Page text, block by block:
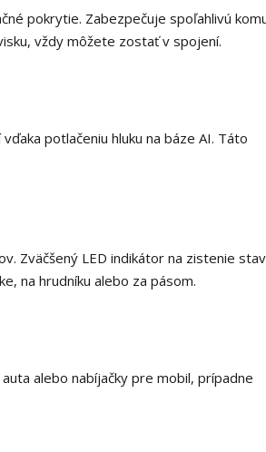
pokrytie. Zabezpečuje spoľahlivú
vždy môžete zostať v spojení.
potlačeniu hluku na báze AI. Táto
Zväčšený LED indikátor na zistenie
na hrudníku alebo za pásom.
alebo nabíjačky pre mobil, prípadne